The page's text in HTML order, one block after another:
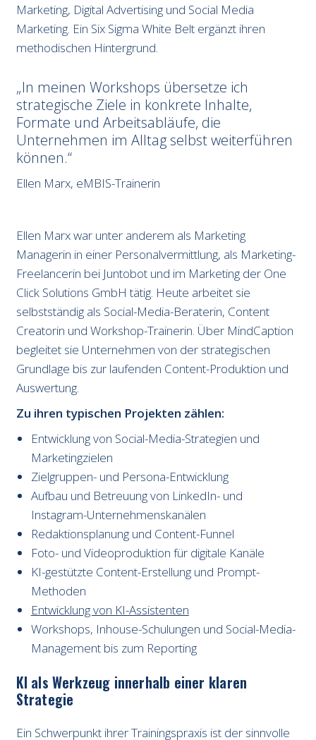
Marketing, Digital Advertising und Social Media
Marketing. Ein Six Sigma White Belt ergänzt ihren
methodischen Hintergrund.
In meinen Workshops übersetze ich
strategische Ziele in konkrete Inhalte,
Formate und Arbeitsabläufe, die
Unternehmen im Alltag selbst weiterführen
können.
Ellen Marx, eMBIS-Trainerin
Ellen Marx war unter anderem als Marketing
Managerin in einer Personalvermittlung, als Marketing-
Freelancerin bei Juntobot und im Marketing der One
Click Solutions GmbH tätig. Heute arbeitet sie
selbstständig als Social-Media-Beraterin, Content
Creatorin und Workshop-Trainerin. Über MindCaption
begleitet sie Unternehmen von der strategischen
Grundlage bis zur laufenden Content-Produktion und
Auswertung.
Zu ihren typischen Projekten zählen:
Entwicklung von Social-Media-Strategien und
Marketingzielen
Zielgruppen- und Persona-Entwicklung
Aufbau und Betreuung von LinkedIn- und
Instagram-Unternehmenskanälen
Redaktionsplanung und Content-Funnel
Foto- und Videoproduktion für digitale Kanäle
KI-gestützte Content-Erstellung und Prompt-
Methoden
Entwicklung von KI-Assistenten
Workshops, Inhouse-Schulungen und Social-Media-
Management bis zum Reporting
KI als Werkzeug innerhalb einer klaren
Strategie
Ein Schwerpunkt ihrer Trainingspraxis ist der sinnvolle